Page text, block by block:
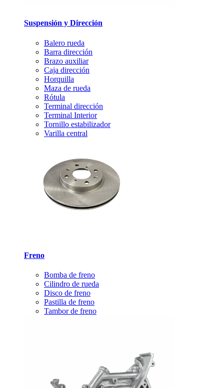
Suspensión y Dirección
Balero rueda
Barra dirección
Brazo auxiliar
Caja dirección
Horquilla
Maza de rueda
Rótula
Terminal dirección
Terminal Interior
Tornillo estabilizador
Varilla central
Freno
Bomba de freno
Cilindro de rueda
Disco de freno
Pastilla de freno
Tambor de freno